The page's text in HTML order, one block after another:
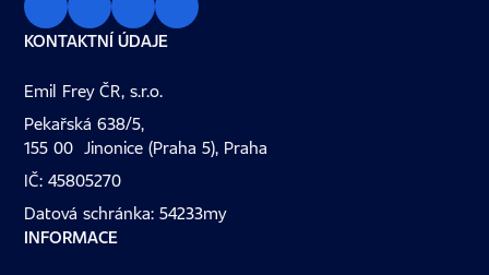
KONTAKTNÍ ÚDAJE
Emil Frey ČR, s.r.o.
Pekařská 638/5,
155 00 Jinonice (Praha 5), Praha
IČ: 45805270
Datová schránka: 54233my
INFORMACE